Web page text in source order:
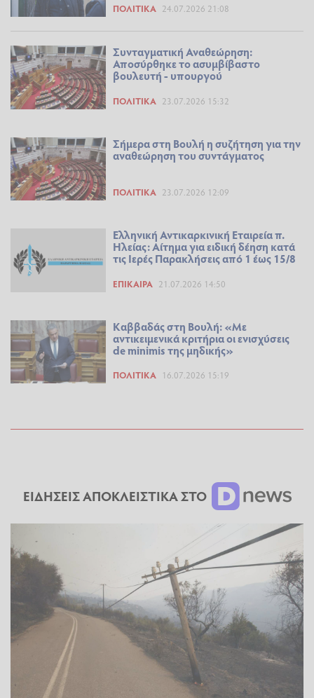
ΠΟΛΙΤΙΚΆ 24.07.2026 21:08
Συνταγματική Αναθεώρηση:
Αποσύρθηκε το ασυμβίβαστο
βουλευτή - υπουργού
ΠΟΛΙΤΙΚΆ 23.07.2026 15:32
Σήμερα στη Βουλή η συζήτηση για την
αναθεώρηση του συντάγματος
ΠΟΛΙΤΙΚΆ 23.07.2026 12:09
Ελληνική Αντικαρκινική Εταιρεία π.
Ηλείας: Αίτημα για ειδική δέηση κατά
τις Ιερές Παρακλήσεις από 1 έως 15/8
ΕΠΊΚΑΙΡΑ 21.07.2026 14:50
Καββαδάς στη Βουλή: «Με
αντικειμενικά κριτήρια οι ενισχύσεις
de minimis της μηδικής»
ΠΟΛΙΤΙΚΆ 16.07.2026 15:19
ΕΙΔΗΣΕΙΣ ΑΠΟΚΛΕΙΣΤΙΚΑ ΣΤΟ